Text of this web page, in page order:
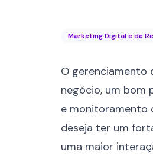
Marketing Digital e de
O gerenciamento
negócio, um bom
e monitoramento
deseja ter um
uma maior